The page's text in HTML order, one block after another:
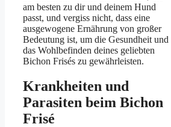
am besten zu dir und deinem Hund
passt, und vergiss nicht, dass eine
ausgewogene Ernährung von großer
Bedeutung ist, um die Gesundheit und
das Wohlbefinden deines geliebten
Bichon Frisés zu gewährleisten.
Krankheiten und
Parasiten beim Bichon
Frisé